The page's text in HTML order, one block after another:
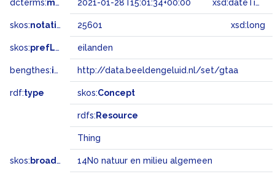
dcterms:modified 2021-01-28T15:01:34+00:00 xsd:dateTime
skos:notation 25601 xsd:long
skos:prefLabel eilanden
bengthes:inSet http://data.beeldengeluid.nl/set/gtaa
rdf:type skos:Concept
rdfs: Resource
Thing
skos: broadMatch 14N0 natuur en milieu algemeen